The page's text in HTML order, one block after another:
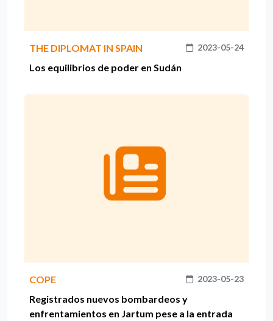
THE DIPLOMAT IN SPAIN 2023-05-24
Los equilibrios de poder en Sudán
COPE 2023-05-23
Registrados nuevos bombardeos y
enfrentamientos en Jartum pese a la entrada